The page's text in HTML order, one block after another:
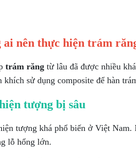
ai nên thực hiện trám
trám răng từ lâu đã được nhiều
khích sử dụng composite để hàn
tượng bị sâu
tượng khá phổ biến ở Việt
lỗ hổng lớn.